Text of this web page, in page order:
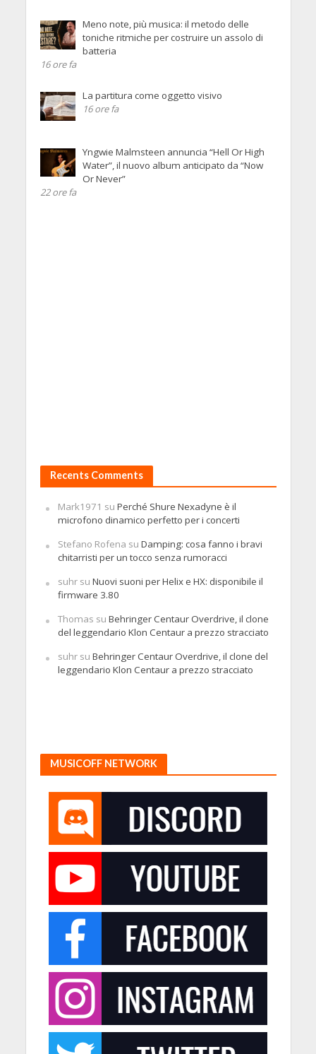
Meno note, più musica: il metodo delle
toniche ritmiche per costruire un assolo di
batteria
16 ore fa
La partitura come oggetto visivo
16 ore fa
Yngwie Malmsteen annuncia “Hell Or High
Water”, il nuovo album anticipato da “Now
Or Never”
22 ore fa
Recents Comments
Mark1971 su Perché Shure Nexadyne è il
microfono dinamico perfetto per i concerti
Stefano Rofena su Damping: cosa fanno i bravi
chitarristi per un tocco senza rumoracci
suhrsu Nuovi suoni per Helix e HX: disponibile il
firmware 3.80
Thomas su Behringer Centaur Overdrive, il clone
del leggendario Klon Centaur a prezzo stracciato
suhrsu Behringer Centaur Overdrive, il clone del
leggendario Klon Centaur a prezzo stracciato
MUSICOFF NETWORK